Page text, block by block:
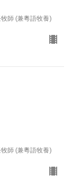
師 (兼粵語牧養)
師 (兼粵語牧養)